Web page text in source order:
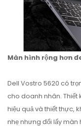
Màn hình rộng hơn
Dell Vostro 5620 có
cho doanh nhân. Thiết
hiệu quả và thiết thực,
nhẹ nhưng đổi lấy